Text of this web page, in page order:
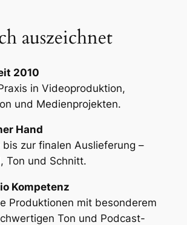
auszeichnet
2010
in Videoproduktion,
und Medienprojekten.
Hand
zur finalen Auslieferung –
Ton und Schnitt.
Kompetenz
Produktionen mit besonderem
Ton und Podcast-